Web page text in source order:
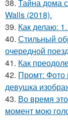
38. Тайна дома
Walls (2018).
39. Как делаю:
40. Стильный
очередной
41. Как
42. Промт: Фото
девушка
43. Во время
момент мою